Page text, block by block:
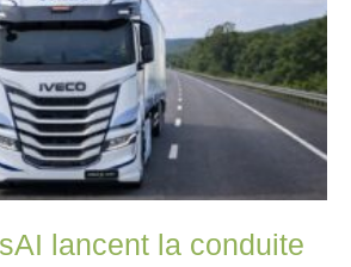
lancent la conduite